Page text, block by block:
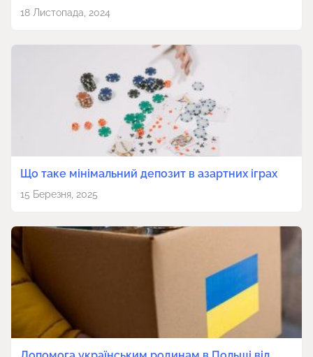
18 Листопада, 2024
Що таке мінімальний депозит в азартних іграх
15 Березня, 2025